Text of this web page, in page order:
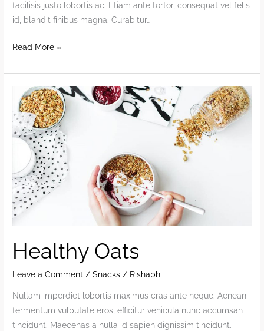
facilisis justo lobortis ac. Etiam ante tortor, consequat vel felis
id, blandit finibus magna. Curabitur…
Sprouts
Read More »
Healthy Oats
Leave a Comment /Snacks / Rishabh
Nullam imperdiet lobortis maximus cras ante neque. Aenean
fermentum vulputate eros, efficitur vehicula nunc accumsan
tincidunt. Maecenas a nulla id sapien dignissim tincidunt.